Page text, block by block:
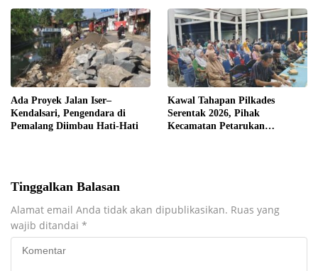
Ada Proyek Jalan Iser–
Kendalsari, Pengendara di
Pemalang Diimbau Hati-Hati
Kawal Tahapan Pilkades
Serentak 2026, Pihak
Kecamatan Petarukan
Tinggalkan Balasan
Alamat email Anda tidak akan dipublikasikan. Ruas yang
wajib ditandai *